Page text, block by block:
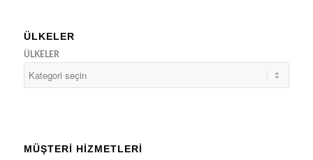
ÜLKELER
ÜLKELER
MÜŞTERİ HİZMETLERİ